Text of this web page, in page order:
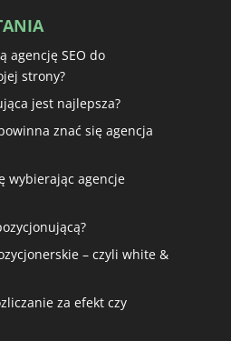
agencję SEO do
strony?
jest najlepsza?
znać się agencja
wybierając agencje
– czyli white &
za efekt czy